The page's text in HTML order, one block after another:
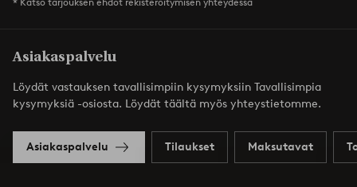
Asiakaspalvelu
Löydät vastauksen tavallisimpiin kysymyksiin Tavallisimpia
kysymyksiä -osiosta. Löydät täältä myös yhteystietomme.
Asiakaspalvelu Tilaukset Maksutavat